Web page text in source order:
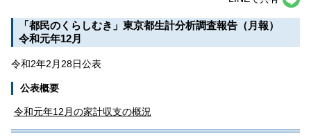
「都民のくらしむき」東京都生計分析調査報告（月報）
令和元年12月
令和2年2月28日公表
公表概要
令和元年12月の家計収支の概況